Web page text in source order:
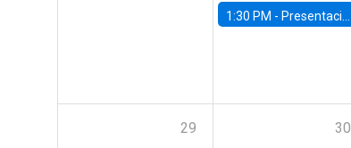
1:30 PM - Presentación IPoM de septiembre
29 30